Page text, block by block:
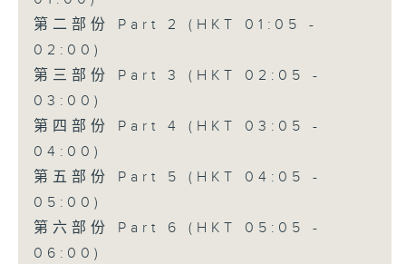
第二部份 Part 2 (HKT 01:05 -
02:00)
第三部份 Part 3 (HKT 02:05 -
03:00)
第四部份 Part 4 (HKT 03:05 -
04:00)
第五部份 Part 5 (HKT 04:05 -
05:00)
第六部份 Part 6 (HKT 05:05 -
06:00)